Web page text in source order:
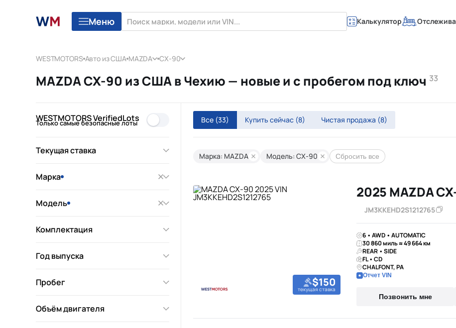
Меню Калькулятор
WESTMOTORS Авто из США MAZDA CX-90
MAZDA CX-90 из США в Чехию — новые и с пробегом под ключ 33
WESTMOTORS VerifiedLots
Только самые безопасные лоты
Текущая ставка
Марка
Модель
Комплектация
Год выпуска
Пробег
Объём двигателя
Все (33) Купить сейчас (8) Чистая продажа (8)
Марка: MAZDA Модель: CX-90 Сбросить все
$150
текущая ставка
2025 MAZDA
JM3KKEHD2S1212765
6 • AWD • AUTOMATIC
30 860 миль ≈ 49 664 км
REAR • SIDE
FL • CD
CHALFONT, PA
Отчет VIN
Позвонить мне